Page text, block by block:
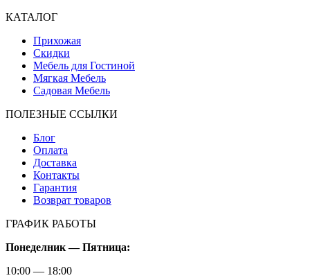
КАТАЛОГ
Прихожая
Скидки
Мебель для Гостиной
Мягкая Мебель
Садовая Мебель
ПОЛЕЗНЫЕ ССЫЛКИ
Блог
Оплата
Доставка
Контакты
Гарантия
Возврат товаров
ГРАФИК РАБОТЫ
Понеделник — Пятница:
10:00 — 18:00